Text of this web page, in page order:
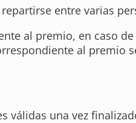
entre varias
al premio, en caso
al premio
válidas una vez